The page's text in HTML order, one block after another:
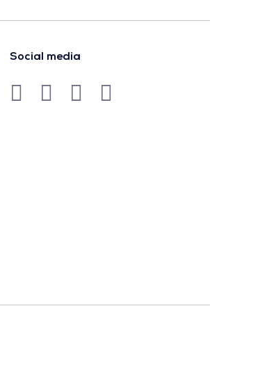
Social media